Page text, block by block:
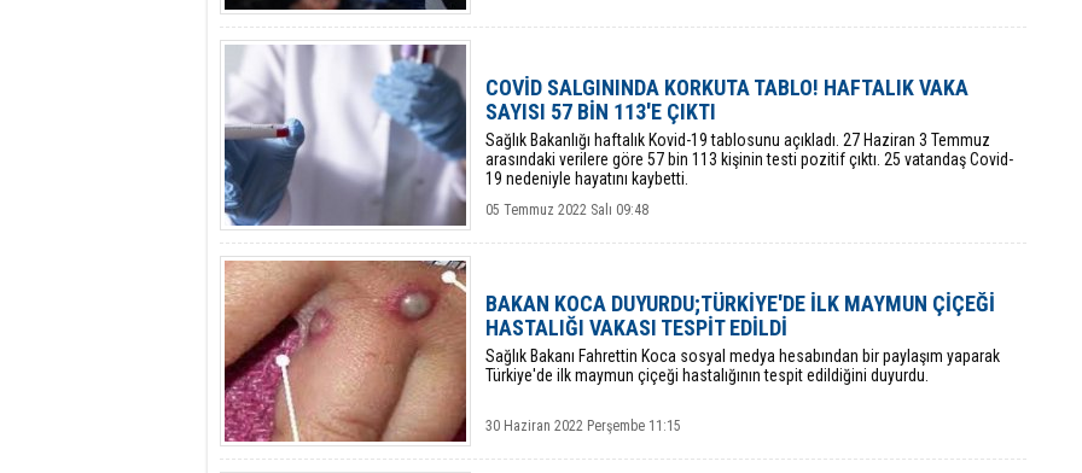
COVİD SALGININDA KORKUTA TABLO! HAFTALIK VAKA
SAYISI 57 BİN 113'E ÇIKTI
Sağlık Bakanlığı haftalık Kovid-19 tablosunu açıkladı. 27 Haziran 3 Temmuz
arasındaki verilere göre 57 bin 113 kişinin testi pozitif çıktı. 25 vatandaş Covid-
19 nedeniyle hayatını kaybetti.
05 Temmuz 2022 Salı 09:48
BAKAN KOCA DUYURDU;TÜRKİYE'DE İLK MAYMUN ÇİÇEĞİ
HASTALIĞI VAKASI TESPİT EDİLDİ
Sağlık Bakanı Fahrettin Koca sosyal medya hesabından bir paylaşım yaparak
Türkiye'de ilk maymun çiçeği hastalığının tespit edildiğini duyurdu.
30 Haziran 2022 Perşembe 11:15